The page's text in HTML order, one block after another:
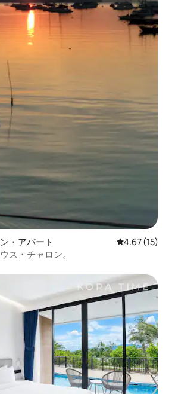
・アパート レビュー15
4.67 (15)
ス・チャロン。